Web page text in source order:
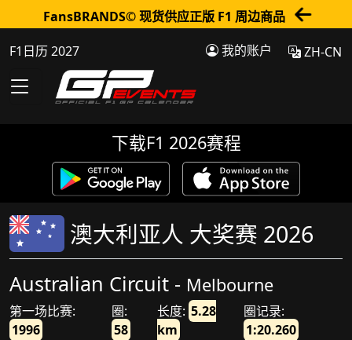
FansBRANDS© 现货供应正版 F1 周边商品
F1日历 2027 我的账户 ZH-CN
下载F1 2026赛程
澳大利亚人 大奖赛 2026
Australian Circuit - Melbourne
第一场比赛:
1996
圈:
58
长度: 5.28
km
圈记录:
1:20.260